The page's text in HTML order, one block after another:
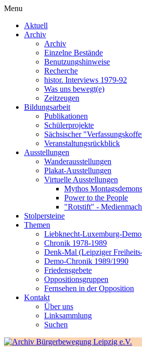
Menu
Aktuell
Archiv
Archiv
Einzelne Bestände
Benutzungshinweise
Recherche
histor. Interviews 1979-92
Was uns bewegt(e)
Zeitzeugen
Bildungsarbeit
Publikationen
Schülerprojekte
Sächsischer
Veranstaltungsrückblick
Ausstellungen
Wanderausstellungen
Plakat-Ausstellungen
Virtuelle Ausstellungen
Mythos
Power to the People
"Rotstift" -
Stolpersteine
Themen
Liebknecht-Luxemburg-
Chronik 1978-1989
Denk-Mal (Leipziger
Demo-Chronik 1989/1990
Friedensgebete
Oppositionsgruppen
Fernsehen in der Opposition
Kontakt
Über uns
Linksammlung
Suchen